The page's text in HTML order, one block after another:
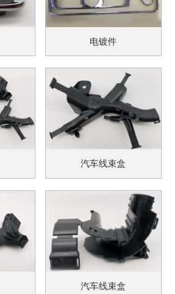
电镀件
汽车线束盒
汽车线束盒